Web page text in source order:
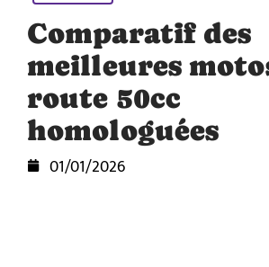
Comparatif des
meilleures
route 50cc
homologuées
01/01/2026